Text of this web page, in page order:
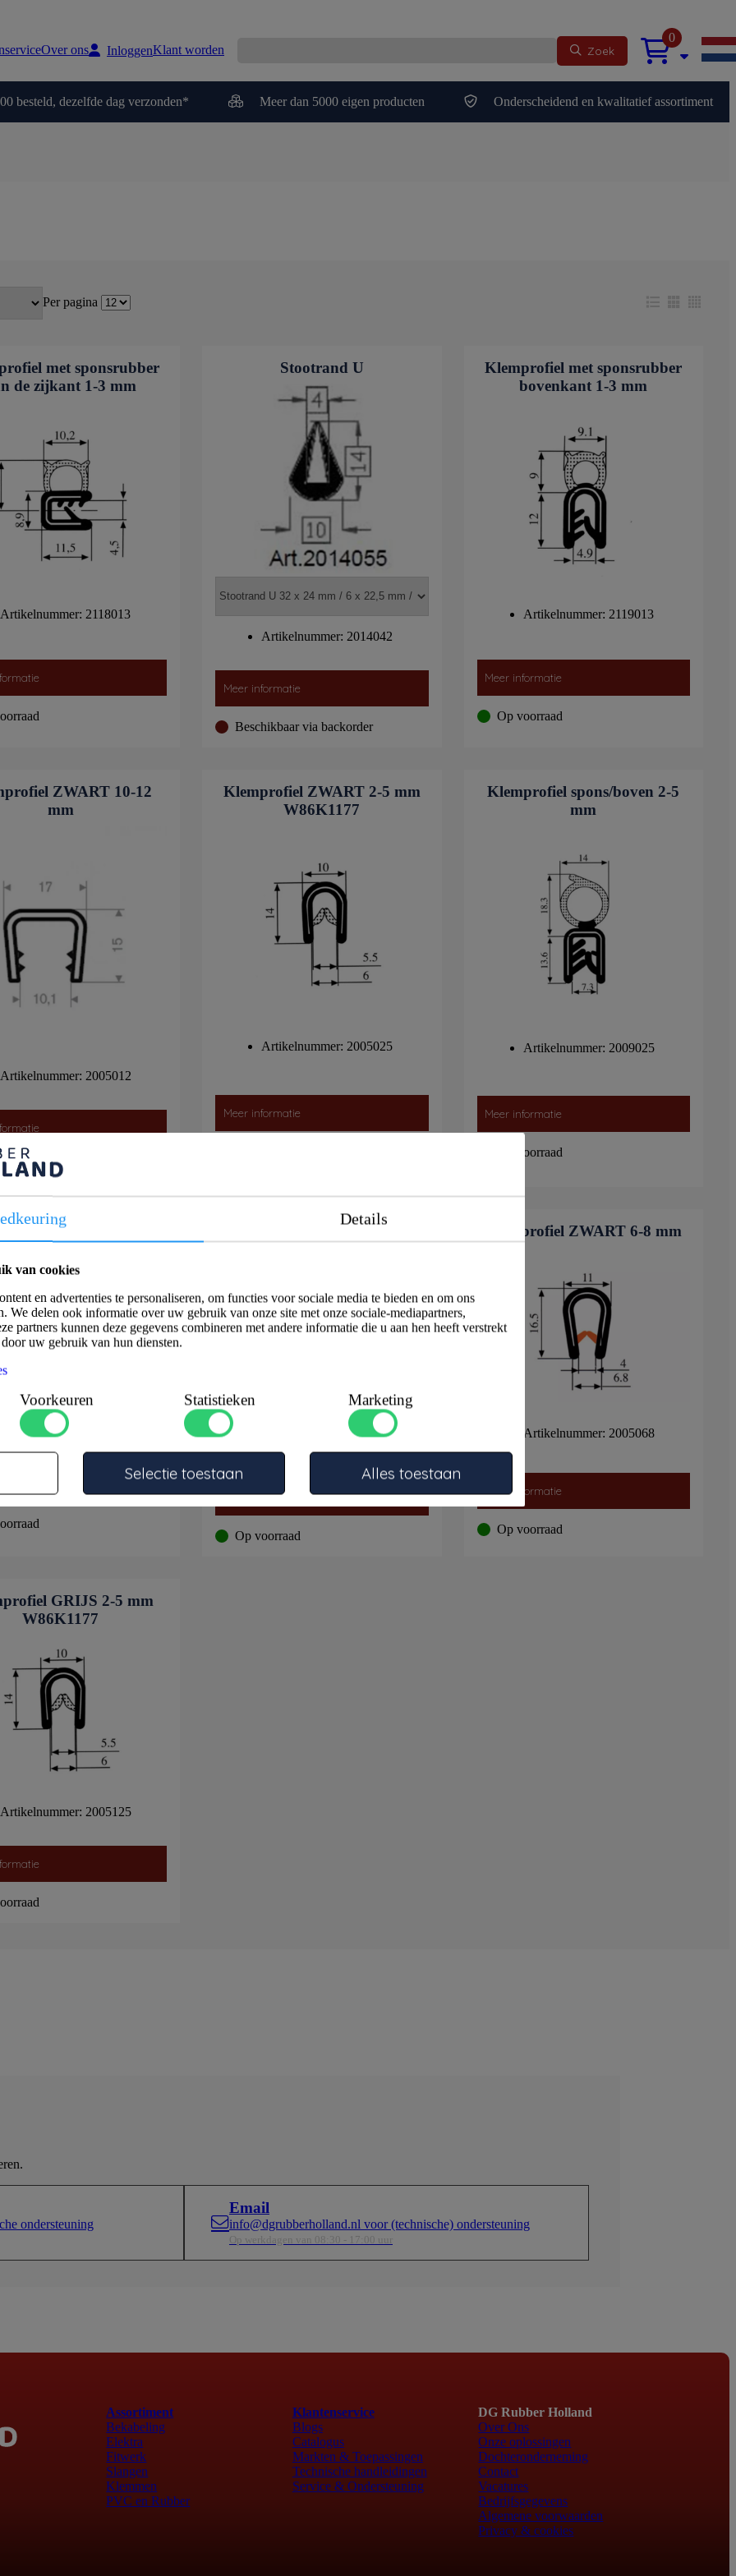
Over ons InloggenKlant worden Zoek
0
besteld, dezelfde dag verzonden* Meer dan 5000 eigen producten Onderscheidend en kwalitatief assortiment
Per pagina
met sponsrubber
de zijkant 1-3 mm
Artikelnummer: 2118013
Stootrand U
Artikelnummer: 2014042
Meer informatie
Beschikbaar via backorder
Klemprofiel met sponsrubber
bovenkant 1-3 mm
Artikelnummer: 2119013
Meer informatie
Op voorraad
ZWART 10-12
mm
Artikelnummer: 2005012
Klemprofiel ZWART 2-5 mm
W86K1177
Artikelnummer: 2005025
Meer informatie
Klemprofiel spons/boven 2-5
mm
Artikelnummer: 2009025
Meer informatie
Op voorraad
ZWART 1-3 mm
Artikelnummer: 2001013
Klemprofiel spons/zijkant 2-5
Meer informatie
Op voorraad
Klemprofiel ZWART 6-8 mm
Artikelnummer: 2005068
Meer informatie
Op voorraad
GRIJS 2-5 mm
W86K1177
Artikelnummer: 2005125
ondersteuning
Email
info@dgrubberholland.nl voor (technische) ondersteuning
Op werkdagen van 08:30 - 17:00 uur
Assortiment
Bekabeling
Elektra
Fitwerk
Slangen
Klemmen
PVC en Rubber
Klantenservice
Blogs
Catalogus
Markten & Toepassingen
Technische handleidingen
Service & Ondersteuning
DG Rubber Holland
Over Ons
Onze oplossingen
Dochteronderneming
Contact
Vacatures
Bedrijfsgegevens
Algemene voorwaarden
Privacy & cookies
Details
van cookies
en advertenties te personaliseren, om functies voor sociale media te bieden en om ons
We delen ook informatie over uw gebruik van onze site met onze sociale-mediapartners,
partners kunnen deze gegevens combineren met andere informatie die u aan hen heeft verstrekt
uw gebruik van hun diensten.
Voorkeuren Statistieken Marketing
Selectie toestaan Alles toestaan